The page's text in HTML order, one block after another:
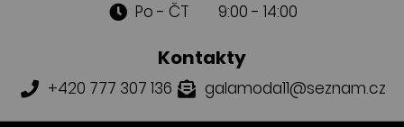
Po - ČT 9:00 - 14:00
Kontakty
+420 777 307 136 galamoda11@seznam.cz